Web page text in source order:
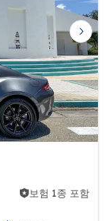
Next
보험 1종 포함